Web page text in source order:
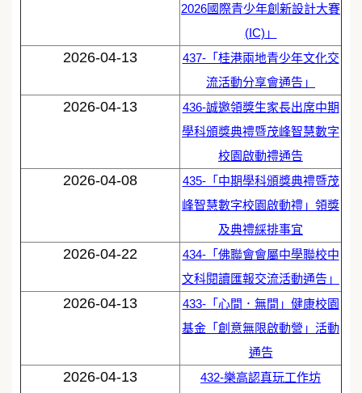
2026國際青少年創新設計大賽
(IC)」
2026-04-13
437-「桂港兩地青少年文化交
流活動分享會通告」
2026-04-13
436-誠邀領獎生家長出席中期
學科頒獎典禮暨茂峰智慧數字
校園啟動禮通告
2026-04-08
435-「中期學科頒獎典禮暨茂
峰智慧數字校園啟動禮」領獎
及典禮綵排事宜
2026-04-22
434-「佛聯會會屬中學聯校中
文科閱讀匯報交流活動通告」
2026-04-13
433-「心間．無間」健康校園
基金「創意無限啟動營」活動
通告
2026-04-13 432-樂高認真玩工作坊